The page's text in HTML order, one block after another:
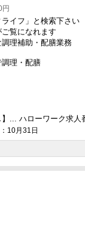
円
イフ」と検索下さい
覧になれます
調理補助 ・配膳業務
調理・配膳
】... ハローワーク求人
10月31日